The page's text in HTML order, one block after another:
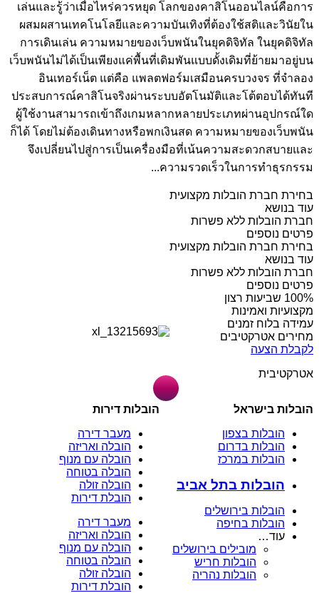
เล่นและรู้ว่าเมื่อไหร่ควรหยุด โลกของคาสิโนออนไลน์คือการ
ผสมผสานเทคโนโลยีและความบันเทิงที่ต้องใช้สติและวินัยใน
การเดินเล่น ความหมายของเว็บพนันในยุคดิจิทัล ในยุคดิจิทัล
เว็บพนันไม่ได้เป็นเพียงแค่พื้นที่เดิมพันแบบดั้งเดิมที่ย้ายมาอยู่บน
อินเทอร์เน็ต แต่คือ แพลตฟอร์มเสมือนครบวงจร ที่จำลอง
ประสบการณ์คาสิโนจริงผ่านระบบอัตโนมัติและโต้ตอบได้ทันที
ผู้ใช้งานสามารถเข้าถึงเกมหลากหลายประเภทผ่านอุปกรณ์ใด
ก็ได้ โดยไม่ต้องเดินทางหรือพกเงินสด ความหมายของเว็บพนัน
จึงเปลี่ยนไปสู่การเป็นเครื่องมือที่เน้นความสะดวกสบายและ
ความรวดเร็วในการทำธุรกรรม...
בחירת חברת הובלות מקצועית
עוד בנושא
חברת הובלות ללא פשרות
פרטים נוספים
בחירת חברת הובלות מקצועית
עוד בנושא
חברת הובלות ללא פשרות
פרטים נוספים
מקצועיות ואמינות
עמידה בלוח זמנים
מחירים אטרקטיבים
לקבלת הצעה
אטרקטיבית
הובלות בישראל
הובלות בצפון
הובלות בדרום
הובלות במרכז
הובלות בתל אביב
הובלות בירושלים
הובלות בחיפה
עוד…
מובילים בירושלים
הובלות חריש
הובלות נהריה
הובלות דירות
מעבר דירה
הובלה ואריזה
הובלה עם מנוף
הובלה בטוחה
הובלה זולה
הובלת דירות
מעבר דירה
הובלה ואריזה
הובלה עם מנוף
הובלה בטוחה
הובלה זולה
הובלת דירות